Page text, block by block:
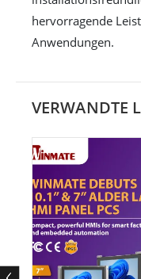
hervorragende
Anwendungen.
VERWANDTE